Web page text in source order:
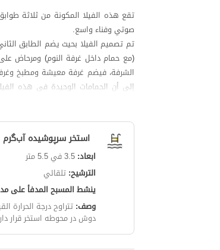
تقع هذه الفيلا المكونة من ثلاثة
صوتي وفناء واسع.
الشرفة، فيضم غرفة معيشة ومطبخ
إلى أن الحمامات الوحيدة في هذه
ويمكن الوصول إليه من الفناء ومن شرفة
المنطقة المحيطة بالفيلا مسورة من
لتلبية الاحتياجات اليومية، يتوفر سوبر
تغطية شبكة الهاتف المحمول لمشغلي Irancell و Hamrah-e Avval جيدة للمكالمات، ويتوفر الوصول إلى الإنترنت بتقنية 4G.
يرجى ملاحظة أن حوالي 200 متر من الطريق المؤدي إلى الفيلا هو طريق ترابي ويمكن الوصول إليه بجميع أنواع المركبات.
استخر سرپوشیده آب‌گرم
ابعاد: 3.5 في 5.5 متر
الترشيح: تلقائي
ينشط المسبح المدفأ على
وصف: تتراوح درجة الحرارة
دوش در محوطه استخر قرار